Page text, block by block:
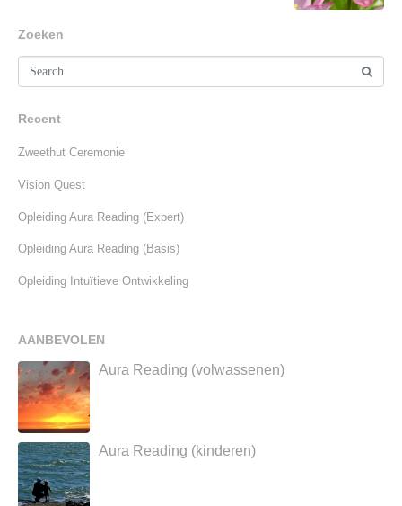
Zoeken
Recent
Zweethut Ceremonie
Vision Quest
Opleiding Aura Reading (Expert)
Opleiding Aura Reading (Basis)
Opleiding Intuïtieve Ontwikkeling
AANBEVOLEN
Aura Reading (volwassenen)
Aura Reading (kinderen)